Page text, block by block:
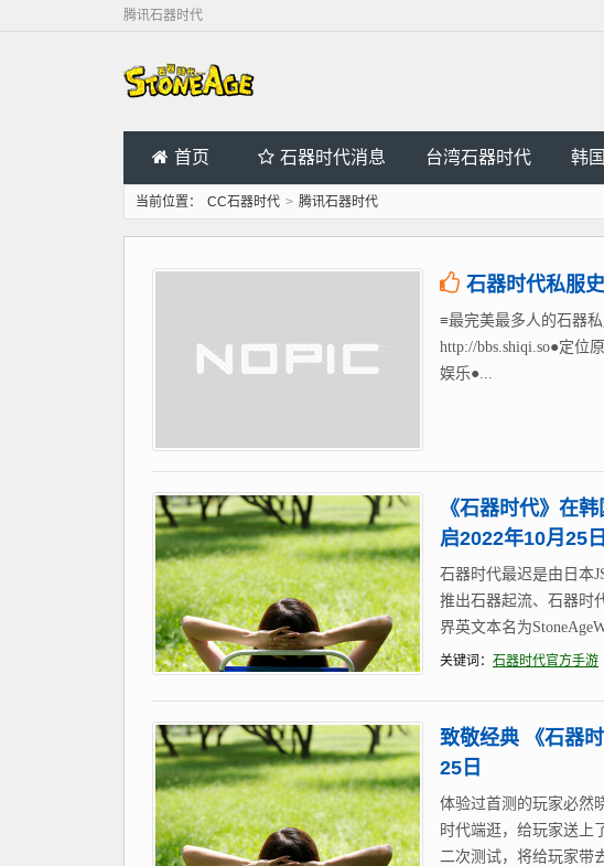
腾讯石器时代
首页 石器时代消息 台湾石器时代 韩
当前位置： CC石器时代 > 腾讯石器时代
石器时代私服
≡最完美最多人的石器
http://bbs.shiqi.so●定位
娱乐●...
《石器时代》在
启2022年10月25日
石器时代最迟是由日本
推出石器起流、石器时
界英文本名为
关键词： 石器时代官方手游
致敬经典 《石器
25日
体验过首测的玩家必然
时代端逛，给玩家送上
二次测试，将给玩家带